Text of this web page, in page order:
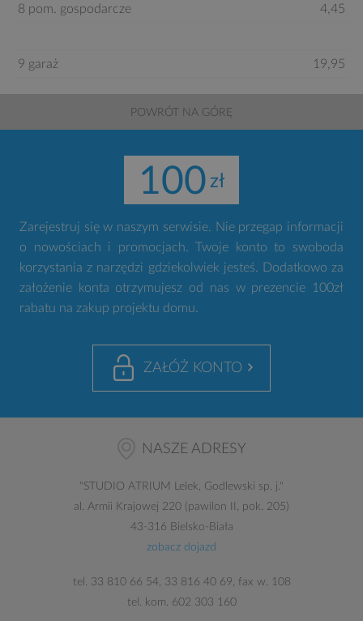
8 pom. gospodarcze 4,45
9 garaż 19,95
POWRÓT NA GÓRĘ
100
Zarejestruj się w naszym serwisie. Nie przegap informacji
o nowościach i promocjach. Twoje konto to swoboda
korzystania z narzędzi gdziekolwiek jesteś. Dodatkowo za
założenie konta otrzymujesz od nas w prezencie 100zł
rabatu na zakup projektu domu.
ZAŁÓŻ KONTO
NASZE ADRESY
"STUDIO ATRIUM Lelek, Godlewski sp. j."
al. Armii Krajowej 220 (pawilon II, pok. 205)
43-316 Bielsko-Biała
zobacz dojazd
tel. 33 810 66 54, 33 816 40 69, fax w. 108
tel. kom. 602 303 160